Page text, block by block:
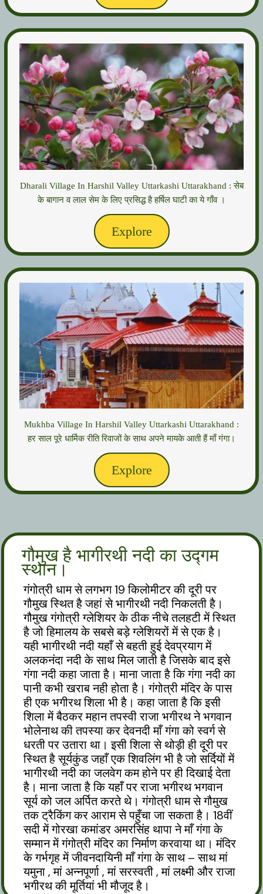
Dharali Village In Harshil Valley Uttarkashi Uttarakhand : सेब
के बागान व लाल सेम के लिए प्रसिद्ध है हर्षिल घाटी का ये गाँव ।
Explore
Mukhba Village In Harshil Valley Uttarkashi Uttarakhand :
हर साल पूरे धार्मिक रीति रिवाजों के साथ अपने मायके आती हैं माँ गंगा।
Explore
गौमुख है भागीरथी नदी का उद्गम
स्थान।
गंगोत्री धाम से लगभग 19 किलोमीटर की दूरी पर
गौमुख स्थित है जहां से भागीरथी नदी निकलती है।
गौमुख गंगोत्री ग्लेशियर के ठीक नीचे तलहटी में स्थित
है जो हिमालय के सबसे बड़े ग्लेशियरों में से एक है।
यही भागीरथी नदी यहाँ से बहती हुई देवप्रयाग में
अलकनंदा नदी के साथ मिल जाती है जिसके बाद इसे
गंगा नदी कहा जाता है। माना जाता है कि गंगा नदी का
पानी कभी खराब नही होता है। गंगोत्री मंदिर के पास
ही एक भगीरथ शिला भी है। कहा जाता है कि इसी
शिला में बैठकर महान तपस्वी राजा भगीरथ ने भगवान
भोलेनाथ की तपस्या कर देवनदी माँ गंगा को स्वर्ग से
धरती पर उतारा था। इसी शिला से थोड़ी ही दूरी पर
स्थित है सूर्यकुंड जहाँ एक शिवलिंग भी है जो सर्दियों में
भागीरथी नदी का जलवेग कम होने पर ही दिखाई देता
है। माना जाता है कि यहाँ पर राजा भगीरथ भगवान
सूर्य को जल अर्पित करते थे। गंगोत्री धाम से गौमुख
तक ट्रैकिंग कर आराम से पहुँचा जा सकता है। 18वीं
सदी में गोरखा कमांडर अमरसिंह थापा ने माँ गंगा के
सम्मान में गंगोत्री मंदिर का निर्माण करवाया था। मंदिर
के गर्भगृह में जीवनदायिनी माँ गंगा के साथ – साथ मां
यमुना , मां अन्नपूर्णा , मां सरस्वती , मां लक्ष्मी और राजा
भगीरथ की मूर्तियां भी मौजूद है।